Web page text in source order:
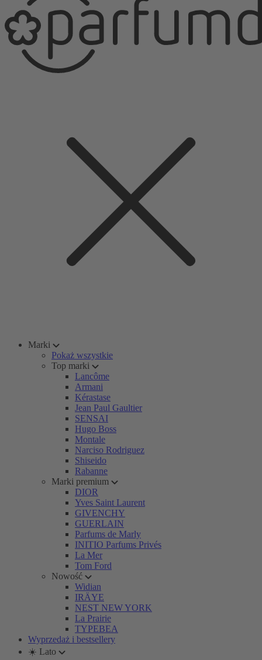
Marki
Pokaż wszystkie
Top marki
Lancôme
Armani
Kérastase
Jean Paul Gaultier
SENSAI
Hugo Boss
Montale
Narciso Rodriguez
Shiseido
Rabanne
Marki premium
DIOR
Yves Saint Laurent
GIVENCHY
GUERLAIN
Parfums de Marly
INITIO Parfums Privés
La Mer
Tom Ford
Nowość
Widian
IRÄYE
NEST NEW YORK
La Prairie
TYPEBEA
Wyprzedaż i bestsellery
☀️ Lato